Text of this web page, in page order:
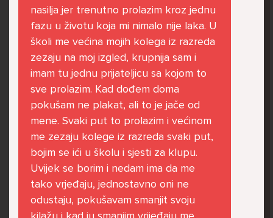
Već 6 godina u školi nekoliko cura iz mog
razreda me izbacuju iz zajedničkih aktivnosti
te me iskorištavaju. Dečki iz mojeg razreda mi
govore da sam glupača te me preko discorda
vrijeđaju jer sam niska te mi govore da se
ubijem. Prije mjesec dana su me istukli kod
parka iz čistog mira dok sam prolazila sa
svojim susjedama i malim psom. Stalno u
krevet idem plačući. Nesvjesno te zbog
ljutnje sam se počela tući po nogama no
prestala sam jer me važna osoba potaknula
nasilja jer trenutno prolazim kroz jednu
fazu u životu koja mi nimalo nije laka. U
školi me većina mojih kolega iz razreda
zezaju na moj izgled, krupnija sam i
imam tu jednu prijateljicu sa kojom to
sve prolazim. Kad dođem doma
pokušam ne plakat, ali to je jače od
mene. Svaki put to prolazim i većinom
me zezaju kolege iz razreda svaki put,
bojim se ići u školu i sjesti za klupu.
Uvijek se borim i nedam ima da me
tako vrjeđaju, jednostavno oni ne
odustaju, pokušavam smanjit svoju